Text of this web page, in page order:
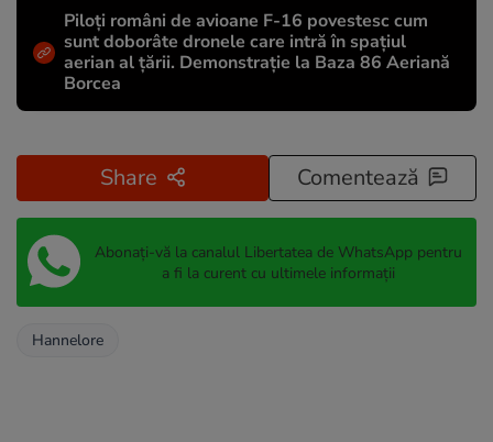
Piloți români de avioane F-16 povestesc cum
sunt doborâte dronele care intră în spațiul
aerian al țării. Demonstrație la Baza 86 Aeriană
Borcea
Share Comentează
Abonați-vă la canalul Libertatea de WhatsApp pentru
a fi la curent cu ultimele informații
Hannelore